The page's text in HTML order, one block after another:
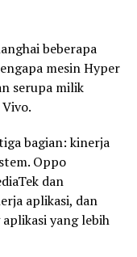
beberapa
mesin Hyper
serupa milik
bagian: kinerja
Oppo
dan
aplikasi, dan
yang lebih